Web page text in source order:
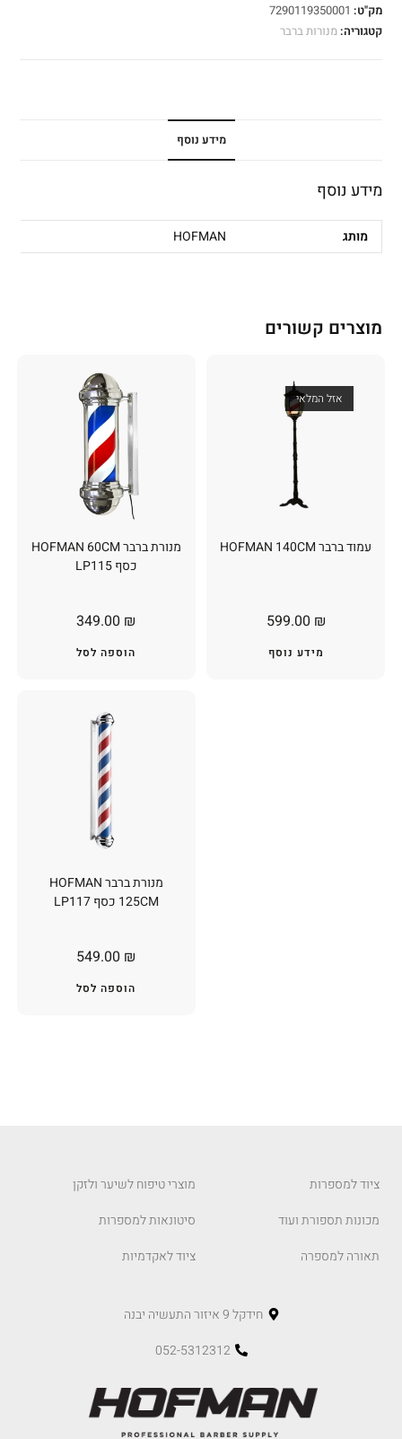
מק"ט: 7290119350001
קטגוריה:מנורות ברבר
מידע נוסף
מידע נוסף
מותג HOFMAN
מוצרים קשורים
מנורת ברבר HOFMAN 60CM
כסף LP115
349.00 ₪
הוספה לסל
אזל המלאי
עמוד ברבר HOFMAN 140CM
599.00 ₪
מידע נוסף
מנורת ברבר HOFMAN
125CM כסף LP117
549.00 ₪
הוספה לסל
ציוד למספרות
מכונות תספורת ועוד
תאורה למספרה
מוצרי טיפוח לשיער ולזקן
סיטונאות למספרות
ציוד לאקדמיות
חידקל 9 איזור התעשיה יבנה
052-5312312